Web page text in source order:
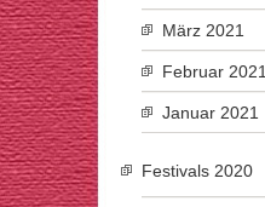
März 2021
Februar 2021
Januar 2021
Festivals 2020